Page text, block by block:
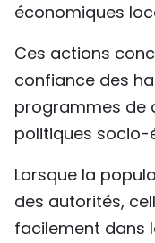
économiques
Ces actions
confiance des
programmes de
politiques socio-
Lorsque la
des autorités,
facilement dans